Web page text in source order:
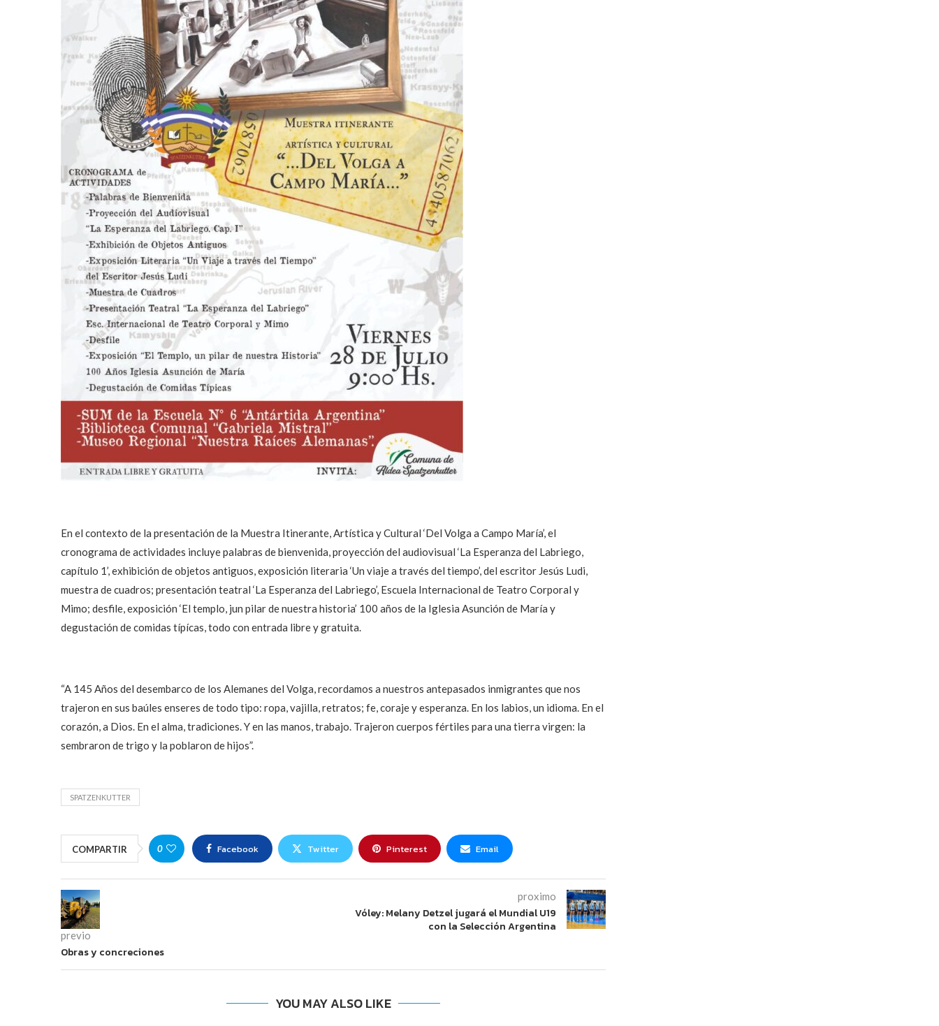
En el contexto de la presentación de la Muestra Itinerante, Artística y Cultural ‘Del Volga a Campo María’, el
cronograma de actividades incluye palabras de bienvenida, proyección del audiovisual ‘La Esperanza del Labriego,
capítulo 1’, exhibición de objetos antiguos, exposición literaria ‘Un viaje a través del tiempo’, del escritor Jesús Ludi,
muestra de cuadros; presentación teatral ‘La Esperanza del Labriego’, Escuela Internacional de Teatro Corporal y
Mimo; desfile, exposición ‘El templo, jun pilar de nuestra historia’ 100 años de la Iglesia Asunción de María y
degustación de comidas típícas, todo con entrada libre y gratuita.
“A 145 Años del desembarco de los Alemanes del Volga, recordamos a nuestros antepasados inmigrantes que nos
trajeron en sus baúles enseres de todo tipo: ropa, vajilla, retratos; fe, coraje y esperanza. En los labios, un idioma. En el
corazón, a Dios. En el alma, tradiciones. Y en las manos, trabajo. Trajeron cuerpos fértiles para una tierra virgen: la
sembraron de trigo y la poblaron de hijos”.
SPATZENKUTTER
COMPARTIR 0 Facebook Twitter Pinterest Email
previo
Obras y concreciones
proximo
Vóley: Melany Detzel jugará el Mundial U19
con la Selección Argentina
YOU MAY ALSO LIKE